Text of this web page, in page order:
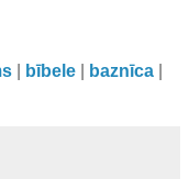
bībele baznīca